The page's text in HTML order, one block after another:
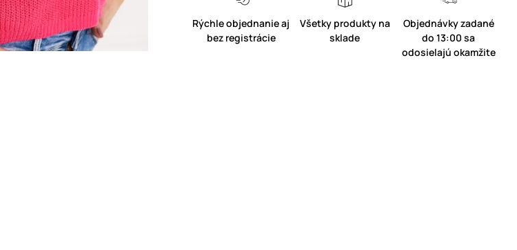
Rýchle objednanie aj
bez registrácie
Všetky produkty na
sklade
Objednávky zadané
do 13:00 sa
odosielajú okamžite